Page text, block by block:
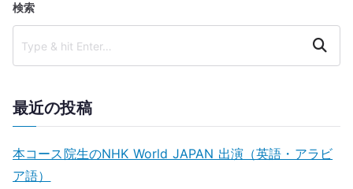
検索
Search
最近の投稿
本コース院生のNHK World JAPAN 出演（英語・アラビ
ア語）